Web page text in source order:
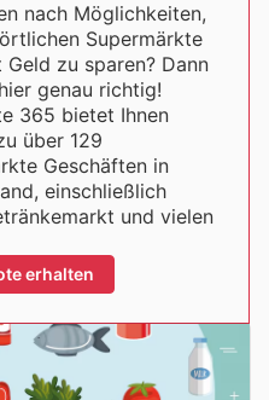
nach Möglichkeiten,
Supermärkte
Geld zu sparen? Dann
genau richtig!
365 bietet Ihnen
über 129
Geschäften in
einschließlich
und vielen
erhalten